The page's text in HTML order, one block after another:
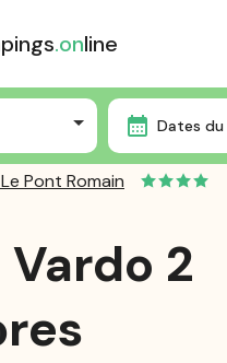
.online
Dates
Camping Onlycamp Le Pont
Pont Romain
2